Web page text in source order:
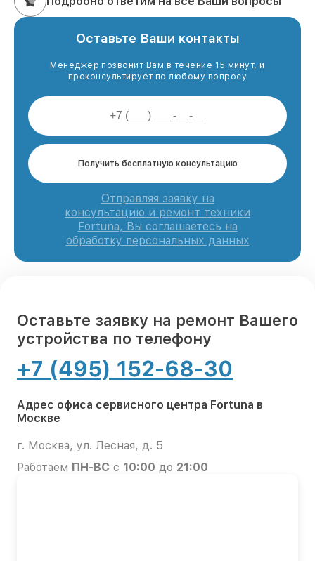
Оставьте Ваши контакты
Менеджер позвонит Вам в течение 15 минут, и
проконсультирует по любому вопросу
Получить бесплатную консультацию
Отправляя заявку на
консультацию и ремонт техники
Fortuna, Вы соглашаетесь на
обработку персональных данных
Оставьте заявку на ремонт Вашего
устройства по телефону
+7 (495) 152-68-30
Адрес офиса сервисного центра Fortuna в
Москве
г. Москва, ул. Лесная, д. 5
Работаем ПН-ВС с 10:00 до 21:00